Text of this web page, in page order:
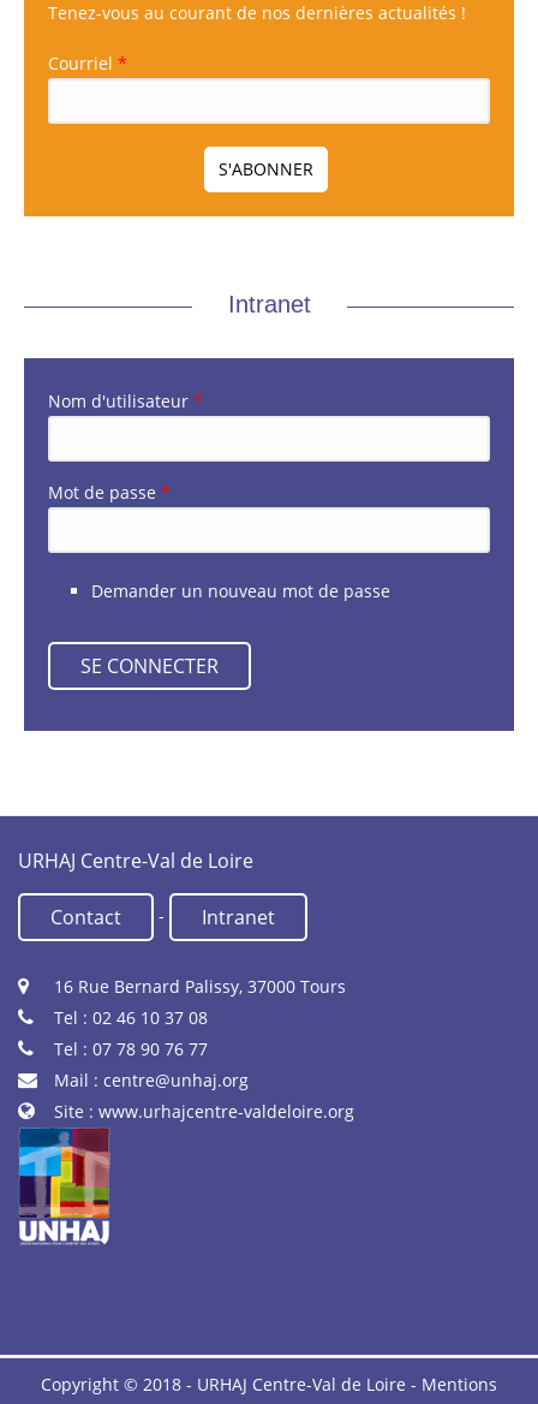
Tenez-vous au courant de nos dernières actualités !
Courriel *
Intranet
Nom d'utilisateur *
Mot de passe *
Demander un nouveau mot de passe
URHAJ Centre-Val de Loire
Contact - Intranet
16 Rue Bernard Palissy, 37000 Tours
Tel : 02 46 10 37 08
Tel : 07 78 90 76 77
Mail : centre@unhaj.org
Site : www.urhajcentre-valdeloire.org
Copyright © 2018 - URHAJ Centre-Val de Loire - Mentions